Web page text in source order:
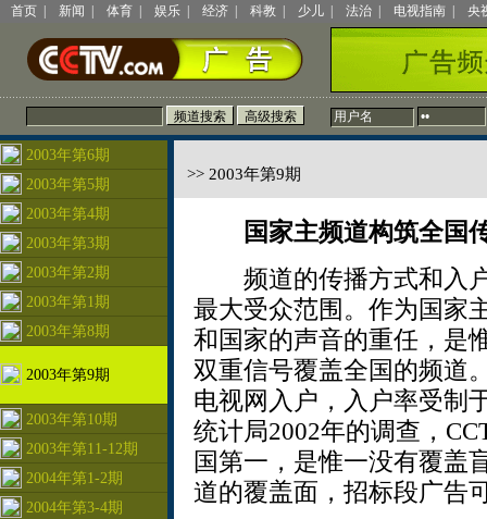
首页 新闻 体育 娱乐 经济 科教 少儿 法治 电视指南 央
2003年第6期
2003年第5期
2003年第4期
2003年第3期
2003年第2期
2003年第1期
2003年第8期
2003年第9期
2003年第10期
2003年第11-12期
2004年第1-2期
2004年第3-4期
>> 2003年第9期
国家主频道构筑全国
频道的传播方式和入户
最大受众范围。作为国家
和国家的声音的重任，是
双重信号覆盖全国的频道
电视网入户，入户率受制
统计局2002年的调查，
国第一，是惟一没有覆盖
道的覆盖面，招标段广告